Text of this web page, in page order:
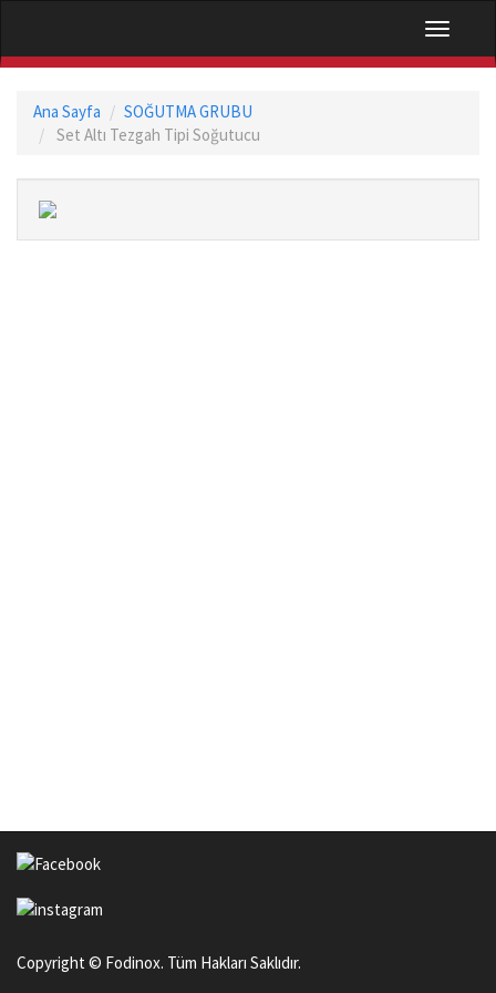
Ana Sayfa
SOĞUTMA GRUBU
Set Altı Tezgah Tipi Soğutucu
Copyright © Fodinox. Tüm Hakları Saklıdır.